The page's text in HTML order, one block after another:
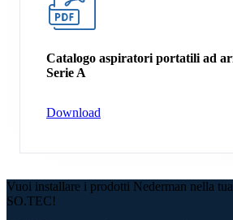
Catalogo aspiratori portatili ad
Serie A
Download
Vuoi installare i prodotti Nederman nella
SO.TEC!